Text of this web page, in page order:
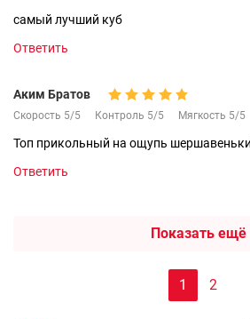
самый лучший куб
Ответить
Аким Братов
Скорость 5/5 Контроль 5/5 Мягкость 5/5
Топ прикольный на ощупь
Ответить
Показать ещё
1 2